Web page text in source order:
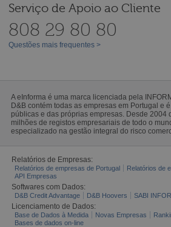
Serviço de Apoio ao Cliente
808 29 80 80
Questões mais frequentes >
A eInforma é uma marca licenciada pela
D&B contém todas as empresas em Portugal e
públicas e das próprias empresas. Desde
milhões de registos empresariais de todo o
especializado na gestão integral do risco
Relatórios de Empresas:
Relatórios de empresas de Portugal Relatórios de
API Empresas
Softwares com Dados:
D&B Credit Advantage D&B Hoovers SABI
Licenciamento de Dados:
Base de Dados à Medida Novas Empresas
Bases de dados on-line